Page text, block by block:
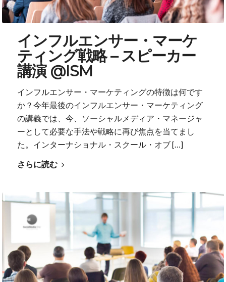
インフルエンサー・マーケ
ティング戦略 – スピーカー
講演 @ISM
インフルエンサー・マーケティングの特徴は何です
か？今年最後のインフルエンサー・マーケティング
の講義では、今、ソーシャルメディア・マネージャ
ーとして必要な手法や戦略に再び焦点を当てまし
た。インターナショナル・スクール・オブ […]
さらに読む